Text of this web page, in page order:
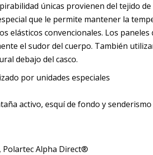
únicas provienen del tejido
que le permite mantener la
convencionales. Los paneles
el sudor del cuerpo. También
debajo del casco.
por unidades especiales
activo, esquí de fondo y
Polartec Alpha Direct®